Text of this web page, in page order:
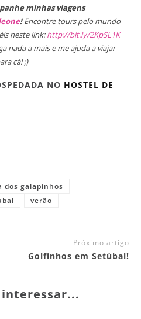
minhas viagens
! Encontre tours pelo mundo
neste link:http://bit.ly/2KpSL1K
nada a mais e me ajuda a viajar
cá! ;)
NO HOSTEL DE
dos galapinhos
verão
Próximo artigo
Golfinhos em Setúbal!